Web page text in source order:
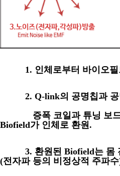
1. 인체로부터 바이오
2. Q-link의 공명칩과
증폭 코일과 튜닝 보
Biofield가 인체로 환원.
3. 환원된 Biofield는 몸
(전자파 등의 비정상적 주파수